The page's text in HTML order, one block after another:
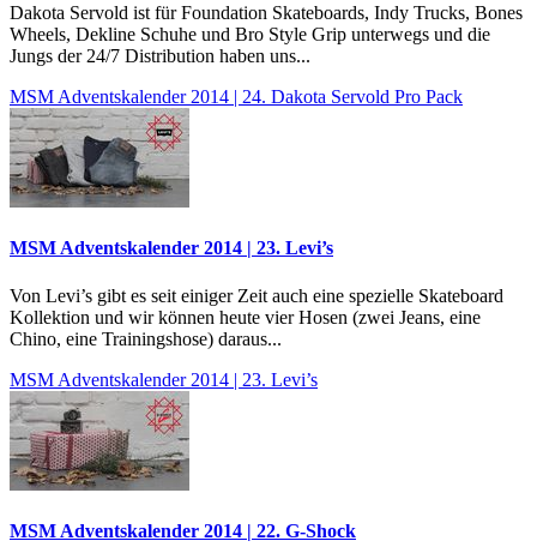
Dakota Servold ist für Foundation Skateboards, Indy Trucks, Bones
Wheels, Dekline Schuhe und Bro Style Grip unterwegs und die
Jungs der 24/7 Distribution haben uns...
MSM Adventskalender 2014 | 24. Dakota Servold Pro Pack
MSM Adventskalender 2014 | 23. Levi’s
Von Levi’s gibt es seit einiger Zeit auch eine spezielle Skateboard
Kollektion und wir können heute vier Hosen (zwei Jeans, eine
Chino, eine Trainingshose) daraus...
MSM Adventskalender 2014 | 23. Levi’s
MSM Adventskalender 2014 | 22. G-Shock